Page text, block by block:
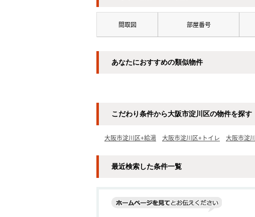
間取図 部屋番号
あなたにおすすめの類似物件
こだわり条件から大阪市淀川区の物件を探す
大阪市淀川区+給湯 大阪市淀川区+トイレ 大阪市淀
最近検索した条件一覧